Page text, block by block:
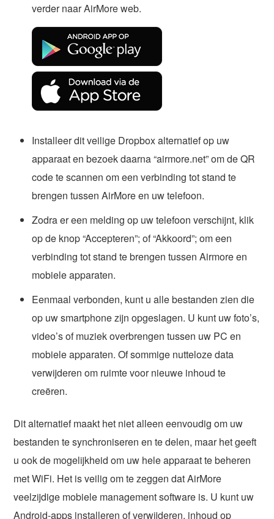
verder naar AirMore web.
Installeer dit veilige Dropbox alternatief op uw
apparaat en bezoek daarna “airmore.net” om de QR
code te scannen om een verbinding tot stand te
brengen tussen AirMore en uw telefoon.
Zodra er een melding op uw telefoon verschijnt, klik
op de knop “Accepteren”; of “Akkoord”; om een
verbinding tot stand te brengen tussen Airmore en
mobiele apparaten.
Eenmaal verbonden, kunt u alle bestanden zien die
op uw smartphone zijn opgeslagen. U kunt uw foto’s,
video’s of muziek overbrengen tussen uw PC en
mobiele apparaten. Of sommige nutteloze data
verwijderen om ruimte voor nieuwe inhoud te
creëren.
Dit alternatief maakt het niet alleen eenvoudig om uw
bestanden te synchroniseren en te delen, maar het geeft
u ook de mogelijkheid om uw hele apparaat te beheren
met WiFi. Het is veilig om te zeggen dat AirMore
veelzijdige mobiele management software is. U kunt uw
Android-apps installeren of verwijderen, inhoud op